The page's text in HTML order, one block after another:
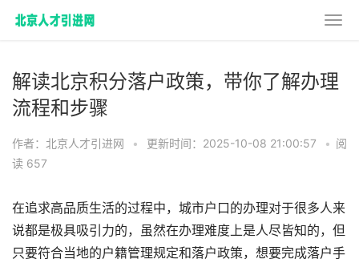
解读北京积分落户政策，带你了解办理
流程和步骤
作者：北京人才引进网 • 更新时间：2025-10-08 21:00:57 • 阅
读 657
在追求高品质生活的过程中，城市户口的办理对于很多人来
说都是极具吸引力的，虽然在办理难度上是人尽皆知的，但
只要符合当地的户籍管理规定和落户政策，想要完成落户手